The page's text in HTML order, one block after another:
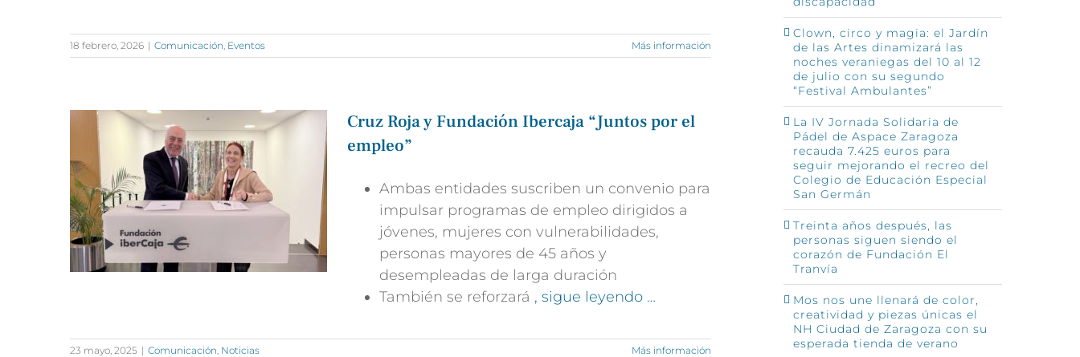
18 febrero, 2026 | Comunicación, Eventos Más información
Cruz Roja y Fundación Ibercaja “Juntos por el
empleo”
Ambas entidades suscriben un convenio para
impulsar programas de empleo dirigidos a
jóvenes, mujeres con vulnerabilidades,
personas mayores de 45 años y
desempleadas de larga duración
También se reforzará , sigue leyendo …
23 mayo, 2025 | Comunicación, Noticias Más información
Clown, circo y magia: el Jardín
de las Artes dinamizará las
noches veraniegas del 10 al 12
de julio con su segundo
“Festival Ambulantes”
La IV Jornada Solidaria de
Pádel de Aspace Zaragoza
recauda 7.425 euros para
seguir mejorando el recreo del
Colegio de Educación Especial
San Germán
Treinta años después, las
personas siguen siendo el
corazón de Fundación El
Tranvía
Mos nos une llenará de color,
creatividad y piezas únicas el
NH Ciudad de Zaragoza con su
esperada tienda de verano